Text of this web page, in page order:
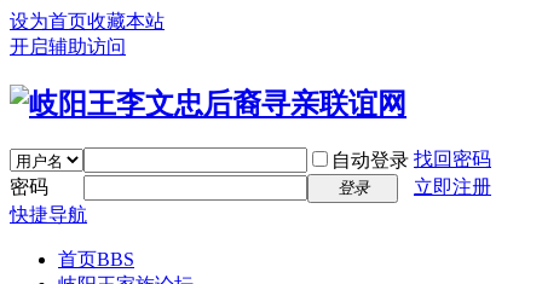
设为首页收藏本站
开启辅助访问
自动登录 找回密码
密码
登录
立即注册
快捷导航
首页BBS